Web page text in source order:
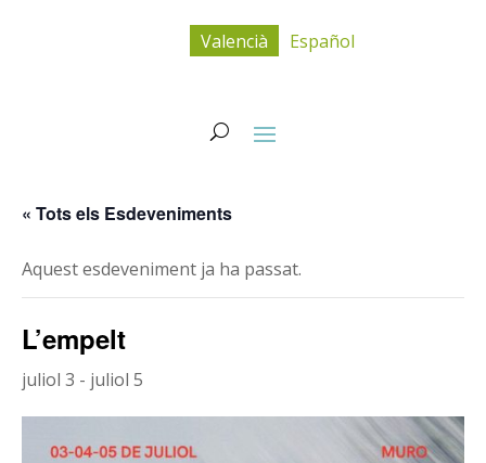
Valencià Español
« Tots els Esdeveniments
Aquest esdeveniment ja ha passat.
L’empelt
juliol 3 - juliol 5